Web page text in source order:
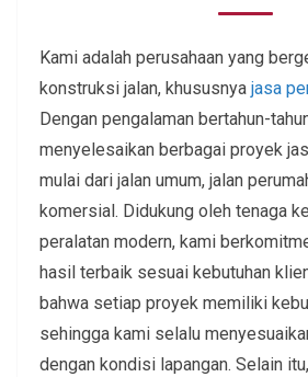
Kami adalah perusahaan yang
konstruksi jalan, khususnya jasa
Dengan pengalaman bertahun-
menyelesaikan berbagai proyek
mulai dari jalan umum, jalan
komersial. Didukung oleh tenaga
peralatan modern, kami
hasil terbaik sesuai kebutuhan
bahwa setiap proyek memiliki
sehingga kami selalu
dengan kondisi lapangan. Selain